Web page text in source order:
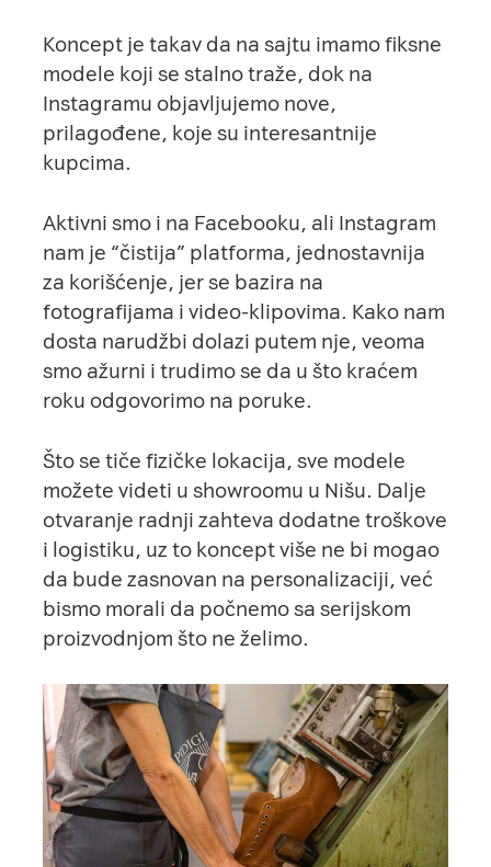
Koncept je takav da nasajtu imamo fiksne
modele koji se stalno traže, dok na
Instagramu objavljujemo nove,
prilagođene, koje su interesantnije
kupcima.
Aktivni smo i na Facebooku, ali Instagram
nam je “čistija” platforma, jednostavnija
za korišćenje, jer se bazira na
fotografijama i video-klipovima. Kako nam
dosta narudžbi dolazi putem nje, veoma
smo ažurni i trudimo se da u što kraćem
roku odgovorimo na poruke.
Što se tiče fizičke lokacija, sve modele
možete videti u showroomu u Nišu. Dalje
otvaranje radnji zahteva dodatne troškove
i logistiku, uz to koncept više ne bi mogao
da bude zasnovan na personalizaciji, već
bismo morali da počnemo sa serijskom
proizvodnjom što ne želimo.